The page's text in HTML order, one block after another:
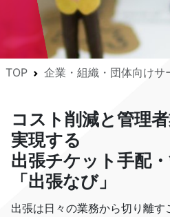
TOP 企業・組織・団体向けサ
コスト削減と管理
実現する
出張チケット手配
「出張なび」
出張は日々の業務から切り離